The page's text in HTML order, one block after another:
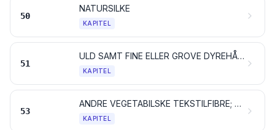
50
NATURSILKE
KAPITEL
51
ULD SAMT FINE ELLER GROVE DYREHÅR; GARN OG VÆVET STOF AF HESTEHÅR
KAPITEL
53
ANDRE VEGETABILSKE TEKSTILFIBRE; PAPIRGARN OG VÆVET STOF AF PAPIRGARN
KAPITEL